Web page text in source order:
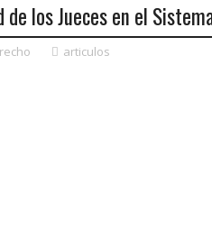
de los Jueces en el
articulos